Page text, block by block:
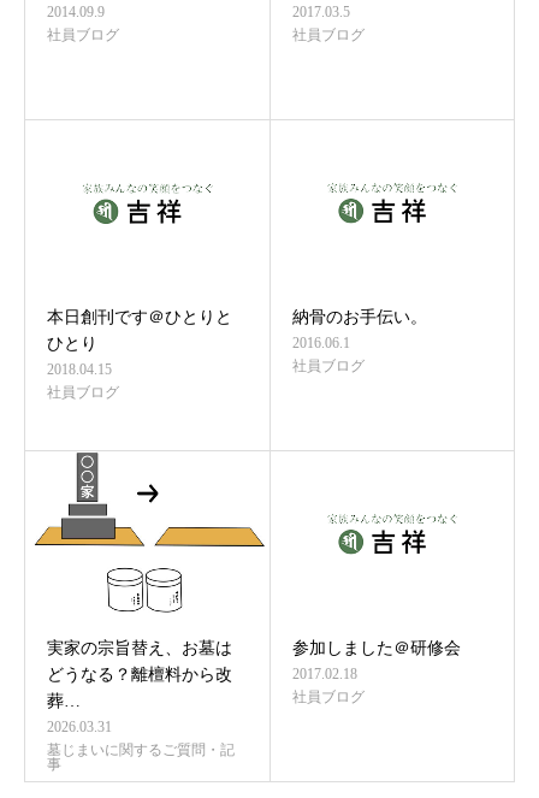
2014.09.9
社員ブログ
2017.03.5
社員ブログ
本日創刊です＠ひとりと
ひとり
2018.04.15
社員ブログ
納骨のお手伝い。
2016.06.1
社員ブログ
実家の宗旨替え、お墓は
どうなる？離檀料から改
葬…
2026.03.31
墓じまいに関するご質問・記
事
参加しました＠研修会
2017.02.18
社員ブログ